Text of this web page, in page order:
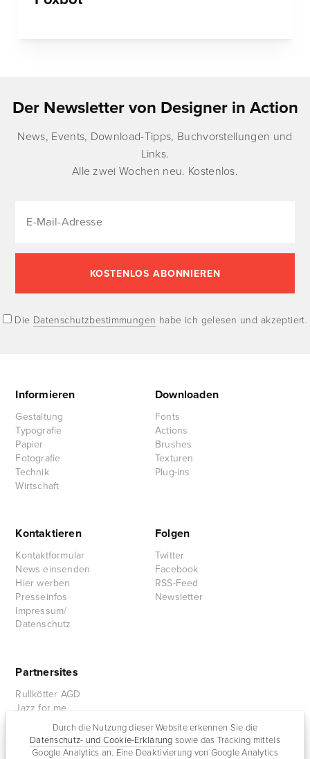
Durch die Nutzung dieser Website erkennen Sie die
Datenschutz- und Cookie-Erklärung sowie das Tracking mittels
Google Analytics an. Eine Deaktivierung von Google Analytics
Der Newsletter von Designer in Action
News, Events, Download-Tipps, Buchvorstellungen und
Links.
Alle zwei Wochen neu. Kostenlos.
Die Datenschutzbestimmungen habe ich gelesen und akzeptiert.
Informieren
Gestaltung
Typografie
Papier
Fotografie
Technik
Wirtschaft
Downloaden
Fonts
Actions
Brushes
Texturen
Plug-ins
Kontaktieren
Kontaktformular
News einsenden
Hier werben
Presseinfos
Impressum/
Datenschutz
Folgen
Twitter
Facebook
RSS-Feed
Newsletter
Partnersites
Rullkötter AGD
Jazz for me